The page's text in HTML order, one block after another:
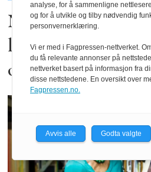
Nekta å betala 7,6
løysepengar. Har
og tre år på å få
analyse, for å sammenligne
og for å utvikle og tilby nødvendig
personvernerklæring.
Vi er med i Fagpressen-nettverket.
du få relevante annonser på
nettverket basert på informasjon fra
disse nettstedene. En oversikt over
Fagpressen.no.
Avvis alle Godta valgte